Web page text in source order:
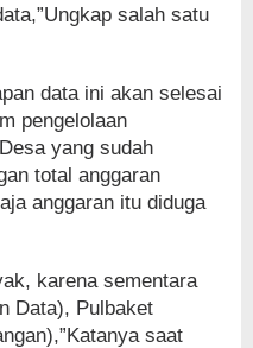
salah satu
data ini akan selesai
pengelolaan
yang sudah
total anggaran
anggaran itu diduga
karena sementara
Data), Pulbaket
saat